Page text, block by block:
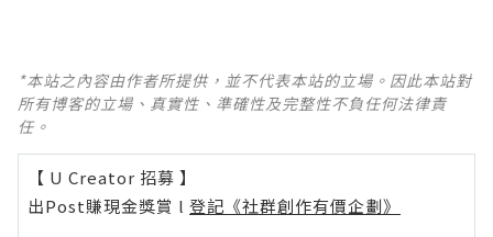
*本站之內容由作者所提供，並不代表本站的立場。因此本站對
所有博客的立場、真實性、準確性及完整性不負任何法律責
任。
【 U Creator 招募 】
出Post賺現金獎賞 l 登記《社群創作有價企劃》